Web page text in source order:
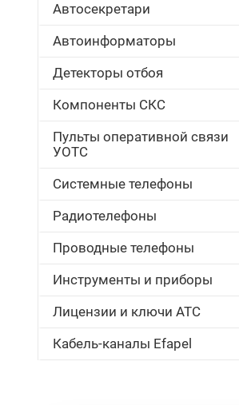
Автосекретари
Автоинформаторы
Детекторы отбоя
Компоненты СКС
Пульты оперативной связи
УОТС
Системные телефоны
Радиотелефоны
Проводные телефоны
Инструменты и приборы
Лицензии и ключи АТС
Кабель-каналы Efapel